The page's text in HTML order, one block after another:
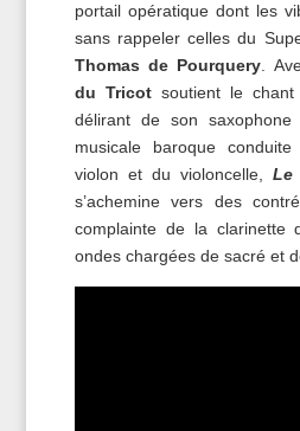
portail opératique dont les
sans rappeler celles du
Thomas de Pourquery .
du Tricotsoutient le chant
délirant de son
musicale baroque
violon et du violoncelle,L
s’achemine vers des
complainte de la clarinette
ondes chargées de sacré et